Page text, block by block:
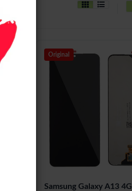
Original
Samsung Galaxy A13 4G